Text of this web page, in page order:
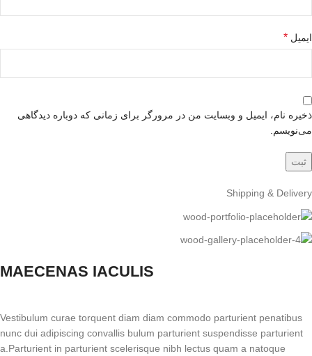
ایمیل *
ذخیره نام، ایمیل و وبسایت من در مرورگر برای زمانی که دوباره دیدگاهی
می‌نویسم.
Shipping & Delivery
MAECENAS IACULIS
Vestibulum curae torquent diam diam commodo parturient penatibus
nunc dui adipiscing convallis bulum parturient suspendisse parturient
a.Parturient in parturient scelerisque nibh lectus quam a natoque